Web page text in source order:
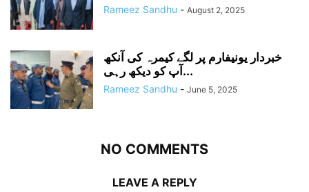
Rameez Sandhu - August 2, 2025
خبردار یونیفارم پر لگے کیمرہ کی آنکھ
آپ کو دیکھ رہی...
Rameez Sandhu - June 5, 2025
NO COMMENTS
LEAVE A REPLY